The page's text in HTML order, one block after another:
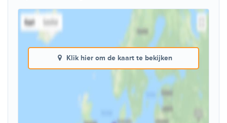
Klik hier om de kaart te bekijken